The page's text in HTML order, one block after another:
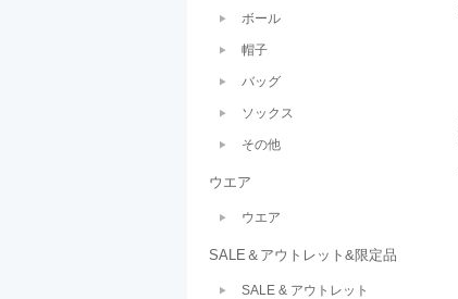
ボール
帽子
バッグ
ソックス
その他
ウエア
ウエア
SALE＆アウトレット&限定品
SALE & アウトレット